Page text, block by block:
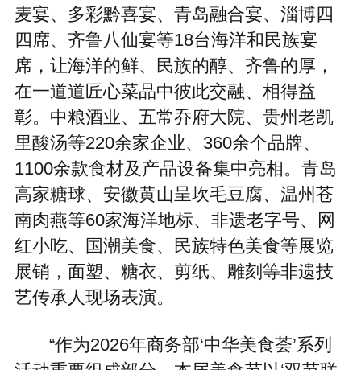
麦宴、多彩黔喜宴、青岛融合宴、淄博四
四席、齐鲁八仙宴等18台海洋和民族宴
席，让海洋的鲜、民族的醇、齐鲁的厚，
在一道道匠心菜品中彼此交融、相得益
彰。中粮酒业、五常乔府大院、贵州老凯
里酸汤等220余家企业、360余个品牌、
1100余款食材及产品设备集中亮相。青岛
高家糖球、安徽黄山呈坎毛豆腐、温州苍
南肉燕等60家海洋地标、非遗老字号、网
红小吃、国潮美食、民族特色美食等展览
展销，面塑、糖衣、剪纸、雕刻等非遗技
艺传承人现场表演。
“作为2026年商务部‘中华美食荟’系列